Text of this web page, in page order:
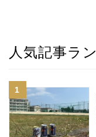
人気記事ラ